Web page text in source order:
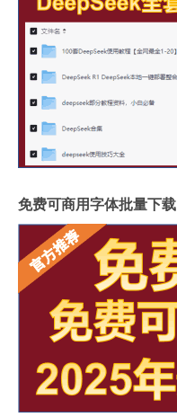
免费可商用字体批量下载